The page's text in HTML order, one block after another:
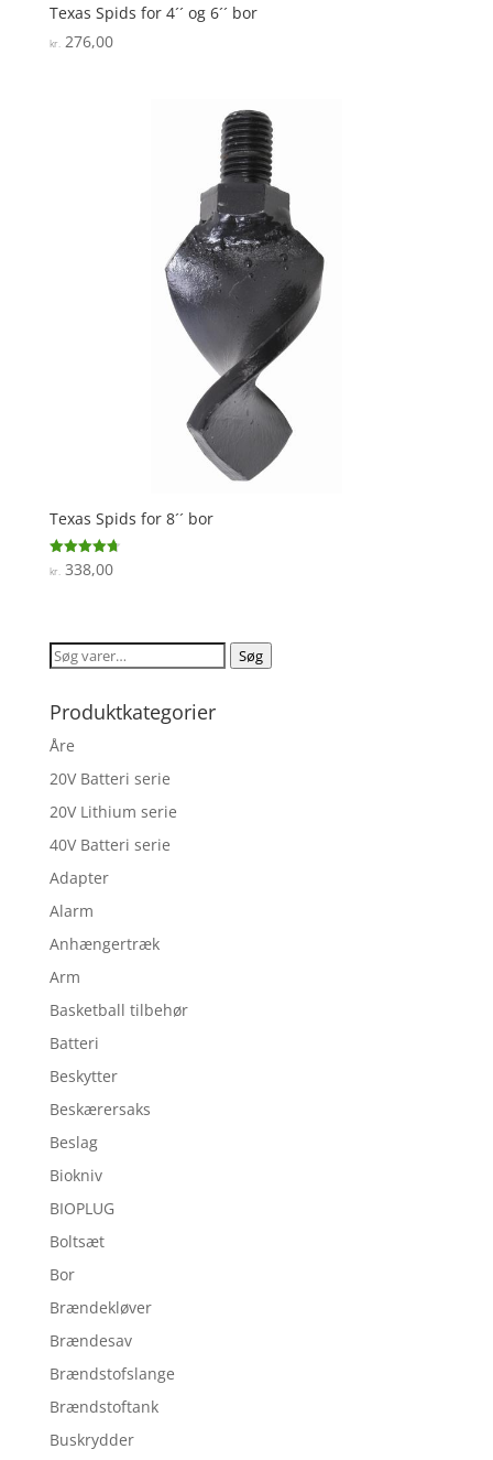
Texas Spids for 4´´ og 6´´ bor
kr. 276,00
Texas Spids for 8´´ bor
Vurderet
4.7
kr.338,00
Søg
Søg
Produktkategorier
Åre
20V Batteri serie
20V Lithium serie
40V Batteri serie
Adapter
Alarm
Anhængertræk
Arm
Basketball tilbehør
Batteri
Beskytter
Beskærersaks
Beslag
Biokniv
BIOPLUG
Boltsæt
Bor
Brændekløver
Brændesav
Brændstofslange
Brændstoftank
Buskrydder